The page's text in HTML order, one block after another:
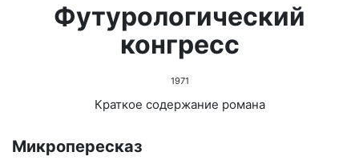
Футурологический
конгресс
1971
Краткое содержание романа
Микропересказ